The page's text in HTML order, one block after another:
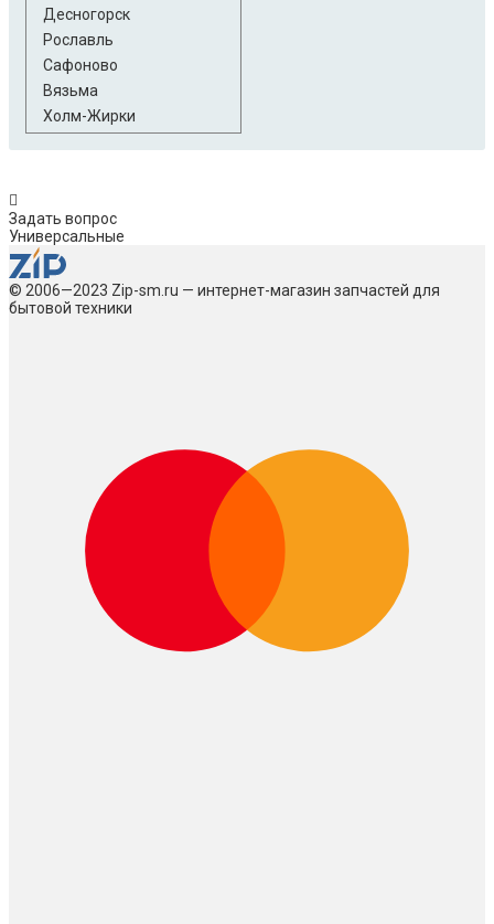
Десногорск
Рославль
Сафоново
Вязьма
Холм-Жирки
Задать вопрос
Универсальные
© 2006—2023 Zip-sm.ru — интернет-магазин запчастей для
бытовой техники